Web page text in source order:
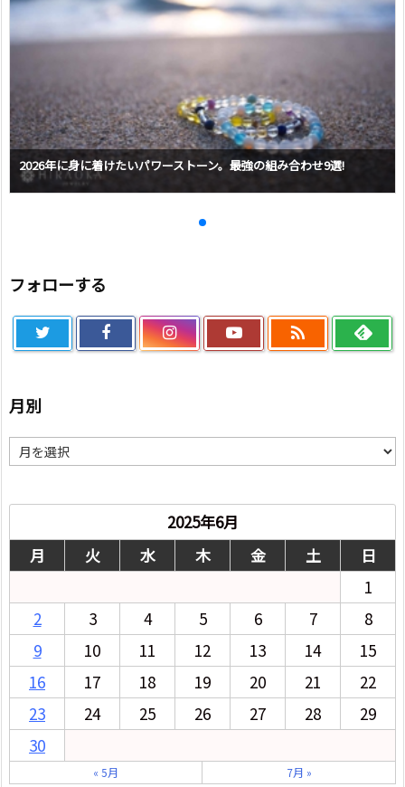
2026年に身に着けたいパワーストーン。最強の組み合わせ9選!
フォローする

月別
別
2025年6月
月
火 水 木 金 土
日
1
2
3 4 5 6 7
8
9
10 11 12 13 14
15
16
17 18 19 20 21
22
23
24 25 26 27 28
29
30
« 5月 7月 »